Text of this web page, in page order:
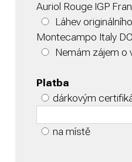
Auriol Rouge IGP
Láhev
Montecampo Italy
Nemám zájem o
Platba
dárkovým
na místě